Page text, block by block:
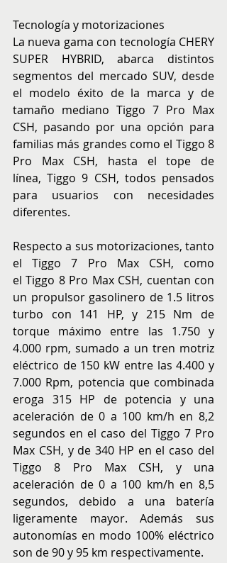
Tecnología y motorizaciones
La nueva gama con tecnología CHERY
SUPER HYBRID, abarca distintos
segmentos del mercado SUV, desde
el modelo éxito de la marca y de
tamaño mediano Tiggo 7 Pro Max
CSH, pasando por una opción para
familias más grandes como el Tiggo 8
Pro Max CSH, hasta el tope de
línea, Tiggo 9 CSH, todos pensados
para usuarios con necesidades
diferentes.
Respecto a sus motorizaciones, tanto
el Tiggo 7 Pro Max CSH, como
el Tiggo 8 Pro Max CSH, cuentan con
un propulsor gasolinero de 1.5 litros
turbo con 141 HP, y 215 Nm de
torque máximo entre las 1.750 y
4.000 rpm, sumado a un tren motriz
eléctrico de 150 kW entre las 4.400 y
7.000 Rpm, potencia que combinada
eroga 315 HP de potencia y una
aceleración de 0 a 100 km/h en 8,2
segundos en el caso del Tiggo 7 Pro
Max CSH, y de 340 HP en el caso del
Tiggo 8 Pro Max CSH, y una
aceleración de 0 a 100 km/h en 8,5
segundos, debido a una batería
ligeramente mayor. Además sus
autonomías en modo 100% eléctrico
son de 90 y 95 km respectivamente.